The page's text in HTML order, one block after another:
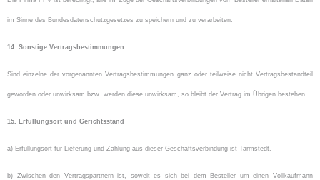
im Sinne des Bundesdatenschutzgesetzes zu speichern und zu verarbeiten.
14. Sonstige Vertragsbestimmungen
Sind einzelne der vorgenannten Vertragsbestimmungen ganz oder teilweise nicht Vertragsbestandteil
geworden oder unwirksam bzw. werden diese unwirksam, so bleibt der Vertrag im Übrigen bestehen.
15. Erfüllungsort und Gerichtsstand
a) Erfüllungsort für Lieferung und Zahlung aus dieser Geschäftsverbindung ist Tarmstedt.
b) Zwischen den Vertragspartnern ist, soweit es sich bei dem Besteller um einen Vollkaufmann